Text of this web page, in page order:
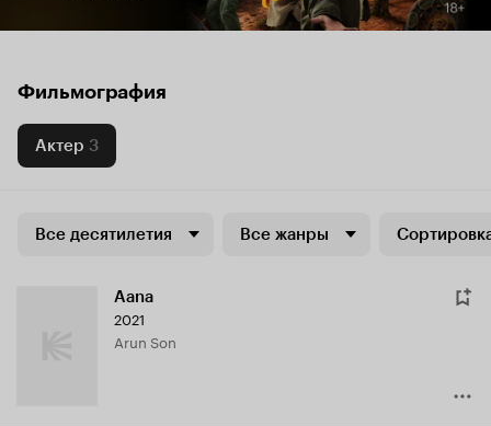
Фильмография
Актер 3
Все десятилетия Все жанры
Aana
2021
Arun Son